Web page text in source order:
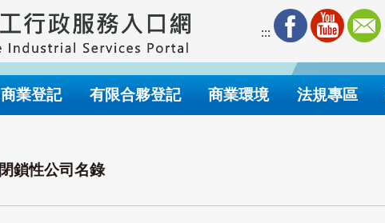
:::
商業登記 有限合夥登記 商業環境 法規專區
閉鎖性公司名錄